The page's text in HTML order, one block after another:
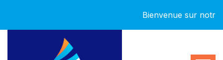
Bienvenue sur notre